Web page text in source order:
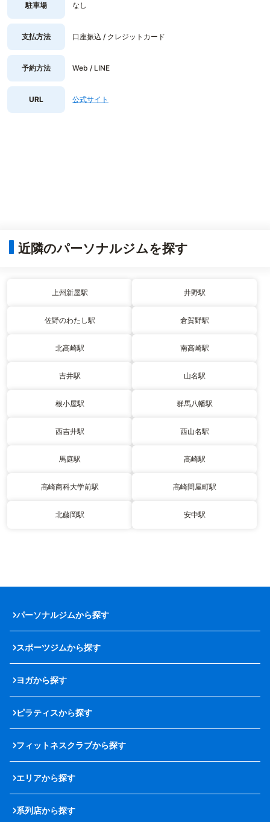
駐車場 なし
支払方法 口座振込 / クレジットカード
予約方法 Web / LINE
URL 公式サイト
近隣のパーソナルジムを探す
上州新屋駅 井野駅
佐野のわたし駅 倉賀野駅
北高崎駅 南高崎駅
吉井駅 山名駅
根小屋駅 群馬八幡駅
西吉井駅 西山名駅
馬庭駅 高崎駅
高崎商科大学前駅 高崎問屋町駅
北藤岡駅 安中駅
パーソナルジムから探す
スポーツジムから探す
ヨガから探す
ピラティスから探す
フィットネスクラブから探す
エリアから探す
系列店から探す